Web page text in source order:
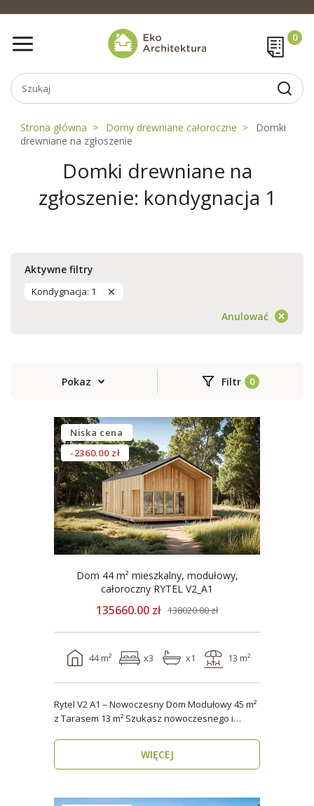
Strona główna Domy drewniane całoroczne
Domki
drewniane na zgłoszenie
Domki drewniane na
zgłoszenie: kondygnacja 1
Aktywne filtry
Kondygnacja: 1
Anulować
Pokaz Filtr
Niska cena
-2360.00 zł
Dom 44 m² mieszkalny, modułowy,
całoroczny RYTEL V2_A1
135660.00 zł 138020.00 zł
44 m² x3 x1 13 m²
Rytel V2 A1 – Nowoczesny Dom Modułowy 45 m²
z Tarasem 13 m² Szukasz nowoczesnego i
WIĘCEJ